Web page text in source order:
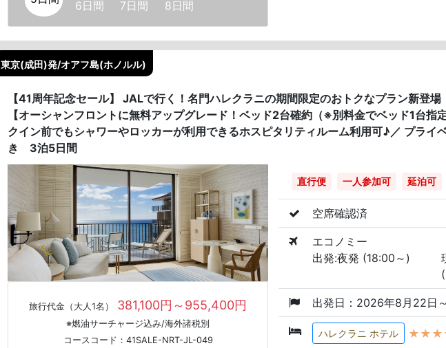
6日間 7日間 8日間
東京(成田)発/オアフ島(ホノルル)
【41周年記念セール】 JALで行く！名門ハレクラニの期間限定のおトクなプラン新登
【オーシャンフロントに無料アップグレード！ベッド2台確約（※別料金でベッド1台指
クイン前でもシャワーやロッカーが利用できるホスピタリティルーム利用可♪／ プライ
き 3泊5日間
旅行代金（大人1名） 381,100円～955,400円
※燃油サーチャージ込み/海外諸税別
コースコード：41SALE-NRT-JL-049
直行便 一人参加可 延泊可
空席確認済
エコノミー
出発:夜発 (18:00～)
出発日：2026年8月22日
ハレクラニ ホテル